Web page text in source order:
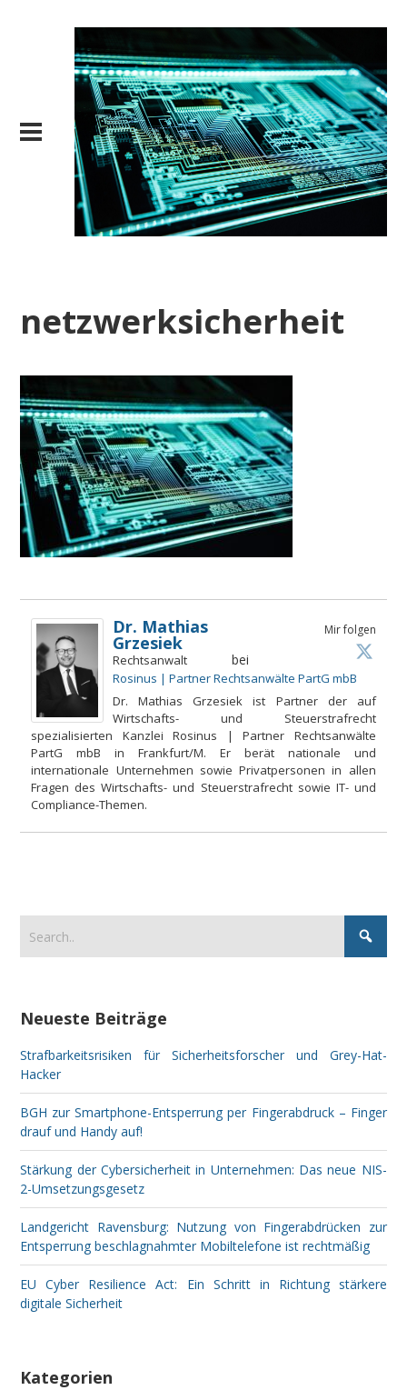
netzwerksicherheit
Mir folgen
Dr. Mathias
Grzesiek
Rechtsanwalt bei
Rosinus | Partner Rechtsanwälte PartG mbB
Dr. Mathias Grzesiek ist Partner der auf
Wirtschafts- und Steuerstrafrecht
spezialisierten Kanzlei Rosinus | Partner Rechtsanwälte
PartG mbB in Frankfurt/M. Er berät nationale und
internationale Unternehmen sowie Privatpersonen in allen
Fragen des Wirtschafts- und Steuerstrafrecht sowie IT- und
Compliance-Themen.
Neueste Beiträge
Strafbarkeitsrisiken für Sicherheitsforscher und Grey-Hat-
Hacker
BGH zur Smartphone-Entsperrung per Fingerabdruck – Finger
drauf und Handy auf!
Stärkung der Cybersicherheit in Unternehmen: Das neue NIS-
2-Umsetzungsgesetz
Landgericht Ravensburg: Nutzung von Fingerabdrücken zur
Entsperrung beschlagnahmter Mobiltelefone ist rechtmäßig
EU Cyber Resilience Act: Ein Schritt in Richtung stärkere
digitale Sicherheit
Kategorien